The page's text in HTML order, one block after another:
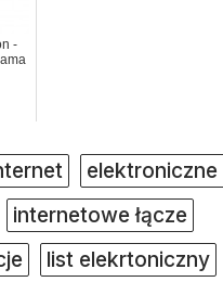
-
internetowe łącze
list elekrtoniczny